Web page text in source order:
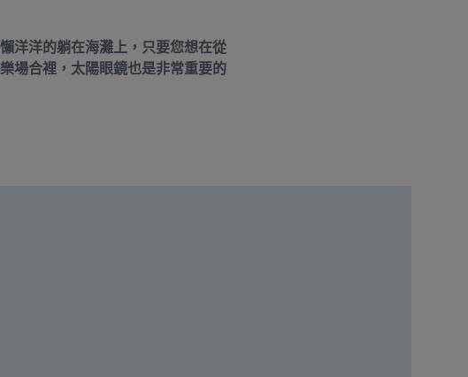
洋洋的躺在海灘上，只要您想在從
場合裡，太陽眼鏡也是非常重要的